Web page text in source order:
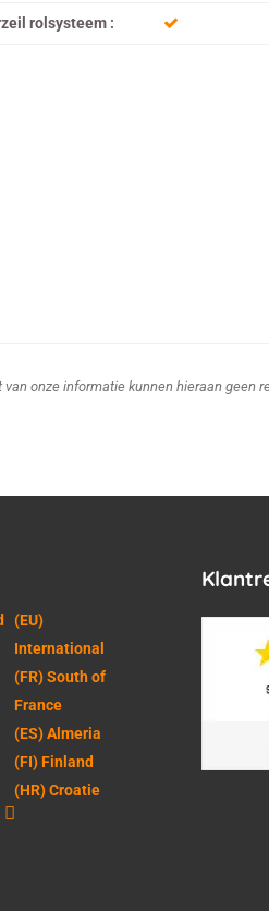
rolsysteem :
onze informatie kunnen hieraan geen
(EU)
International
(FR) South of
France
(ES) Almeria
(FI) Finland
(HR) Croatie